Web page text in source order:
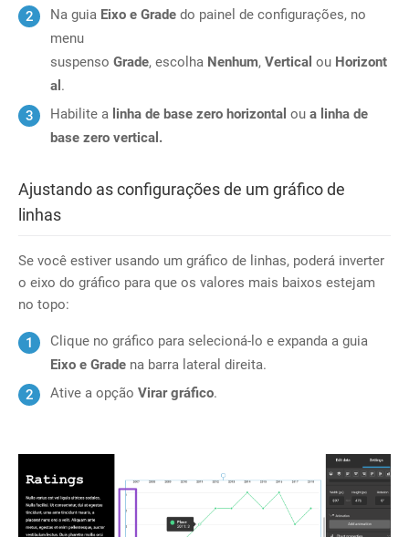
Na guia Eixo e Grade do painel de configurações, no
menu
suspenso Grade, escolha Nenhum, Vertical ou Horizont
al .
Habilite a linha de base zero horizontal ou a linha de
base zero vertical.
Ajustando as configurações de um gráfico de
linhas
Se você estiver usando um gráfico de linhas, poderá inverter
o eixo do gráfico para que os valores mais baixos estejam
no topo:
Clique no gráfico para selecioná-lo e expanda a guia
Eixo e Grade na barra lateral direita.
Ative a opção Virar gráfico.